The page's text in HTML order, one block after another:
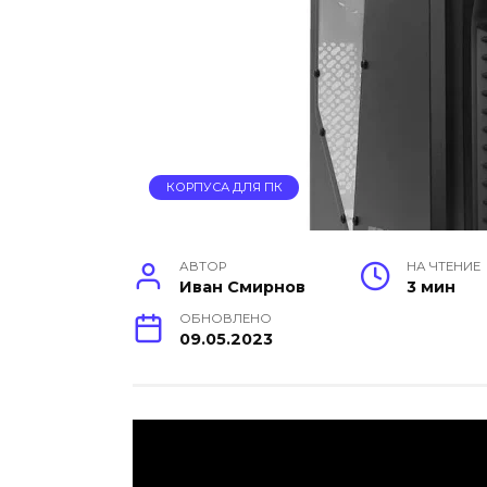
КОРПУСА ДЛЯ ПК
АВТОР
Иван Смирнов
НА ЧТЕНИЕ
3 мин
ОБНОВЛЕНО
09.05.2023